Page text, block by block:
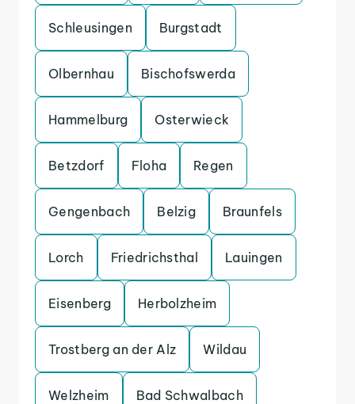
Schleusingen Burgstadt
Olbernhau Bischofswerda
Hammelburg Osterwieck
Betzdorf Floha Regen
Gengenbach Belzig Braunfels
Lorch Friedrichsthal Lauingen
Eisenberg Herbolzheim
Trostberg an der Alz Wildau
Welzheim Bad Schwalbach